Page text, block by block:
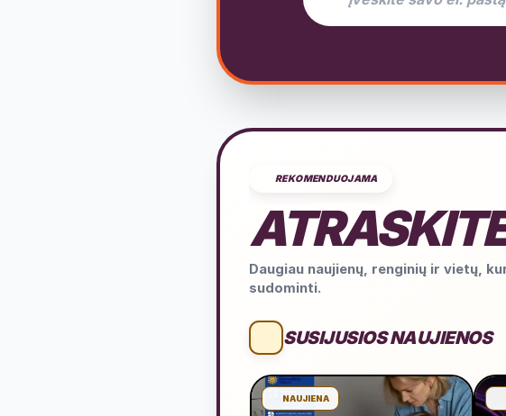
REKOMENDUOJAMA
Daugiau naujienų, renginių ir vietų,
sudominti.
SUSIJUSIOS NAUJIENOS
NAUJIENA